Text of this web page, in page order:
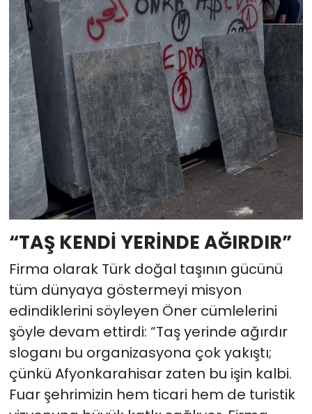
“TAŞ KENDİ YERİNDE AĞIRDIR”
Firma olarak Türk doğal taşının gücünü
tüm dünyaya göstermeyi misyon
edindiklerini söyleyen Öner cümlelerini
şöyle devam ettirdi: “Taş yerinde ağırdır
sloganı bu organizasyona çok yakıştı;
çünkü Afyonkarahisar zaten bu işin kalbi.
Fuar şehrimizin hem ticari hem de turistik